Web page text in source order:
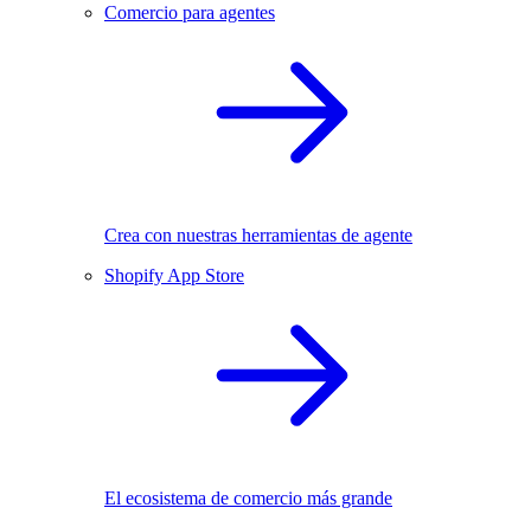
Comercio para agentes
Crea con nuestras herramientas de agente
Shopify App Store
El ecosistema de comercio más grande